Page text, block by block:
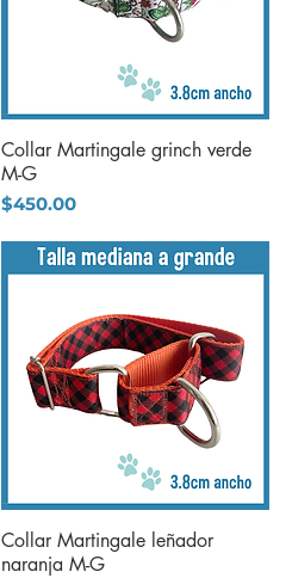
Vista rápida
Collar Martingale grinch verde
M-G
Precio
$450.00
Vista rápida
Collar Martingale leñador
naranja M-G